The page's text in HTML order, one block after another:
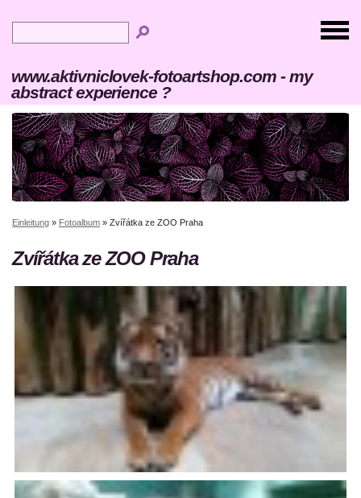
www.aktivniclovek-fotoartshop.com - my
abstract experience ?
Einleitung » Fotoalbum » Zvířátka ze ZOO Praha
Zvířátka ze ZOO Praha